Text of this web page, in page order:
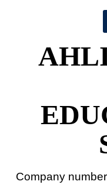
Company number